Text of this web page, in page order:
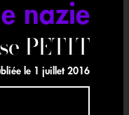
nazie
PETIT
le 1 juillet 2016